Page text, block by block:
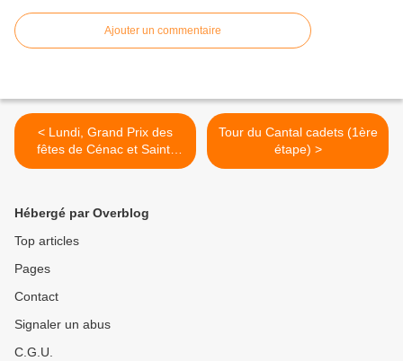
Ajouter un commentaire
< Lundi, Grand Prix des
fêtes de Cénac et Saint-
Julien
Tour du Cantal cadets (1ère
étape) >
Hébergé par Overblog
Top articles
Pages
Contact
Signaler un abus
C.G.U.